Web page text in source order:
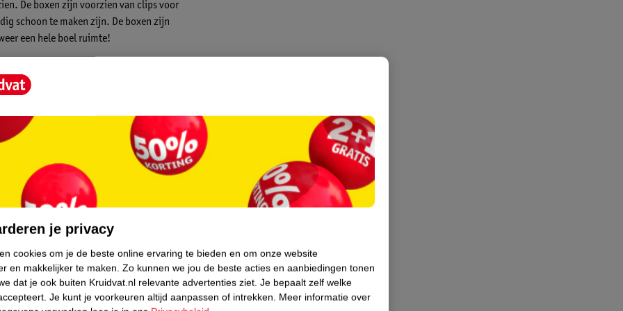
De boxen zijn voorzien van clips voor
schoon te maken zijn. De boxen zijn
een hele boel ruimte!
je privacy
cookies om je de beste online ervaring te bieden en om onze website
en makkelijker te maken. Zo kunnen we jou de beste acties en aanbiedingen tonen
dat je ook buiten Kruidvat.nl relevante advertenties ziet. Je bepaalt zelf welke
Je kunt je voorkeuren altijd aanpassen of intrekken. Meer informatie over